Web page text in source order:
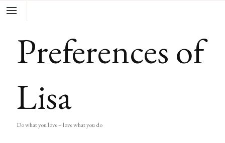
Preferences of
Lisa
Do what you love – love what you do